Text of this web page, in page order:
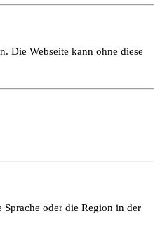
Die Webseite kann ohne diese
oder die Region in der